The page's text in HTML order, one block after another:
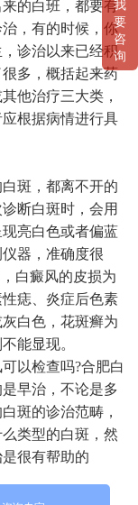
的白班，都要有
，有的时候，你
诊治以来已经积
多，概括起来药
他治疗三大类，
根据病情进行具
斑，都离不开的
断白斑时，会用
亮白色或者偏蓝
器，准确度很
白癜风的皮损为
痣、炎症后色素
白色，花斑癣为
能显现。
以检查吗?合肥白
早治，不论是多
斑的诊治范畴，
类型的白斑，然
很有帮助的
我
要
咨
询